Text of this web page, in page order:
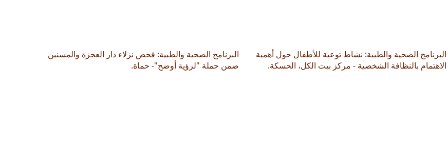
البرنامج الصحية والطبية: فحص نزلاء دار العجزة والمسنين
ضمن حملة "لرؤية أوضح"- حماة.
البرنامج الصحية والطبية: نشاط توعية للأطفال حول أهمية
الاهتمام بالنظافة الشخصية - مركز بيت الكل، الحسكة.